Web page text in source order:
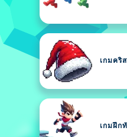
เกมคริ
เกมฝึก